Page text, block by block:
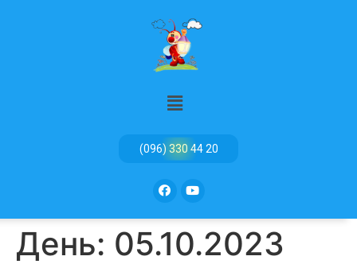
(096) 330 44 20
День: 05.10.2023